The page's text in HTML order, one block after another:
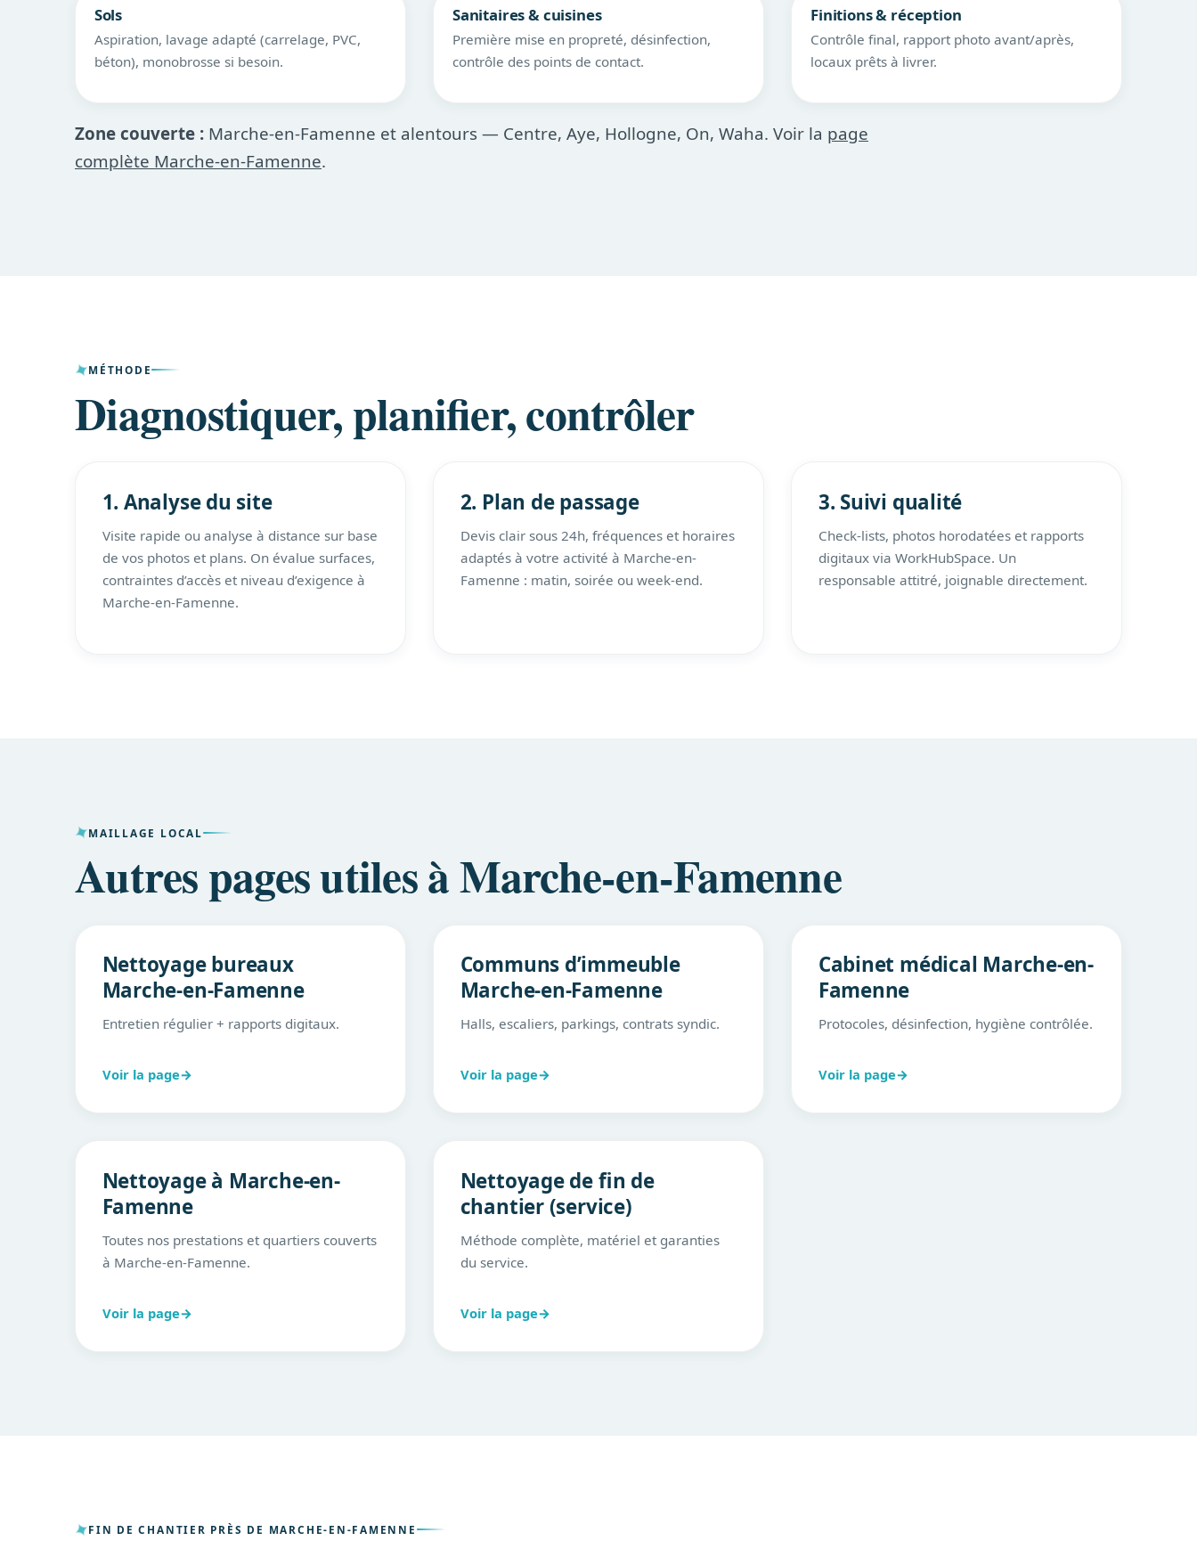
Sols
Aspiration, lavage adapté (carrelage, PVC,
béton), monobrosse si besoin.
Sanitaires & cuisines
Première mise en propreté, désinfection,
contrôle des points de contact.
Finitions & réception
Contrôle final, rapport photo avant/après,
locaux prêts à livrer.
Zone couverte : Marche-en-Famenne et alentours — Centre, Aye, Hollogne, On, Waha. Voir la page
complète Marche-en-Famenne.
MÉTHODE
Diagnostiquer, planifier, contrôler
1. Analyse du site
Visite rapide ou analyse à distance sur base
de vos photos et plans. On évalue surfaces,
contraintes d’accès et niveau d’exigence à
Marche-en-Famenne.
2. Plan de passage
Devis clair sous 24h, fréquences et horaires
adaptés à votre activité à Marche-en-
Famenne : matin, soirée ou week-end.
3. Suivi qualité
Check-lists, photos horodatées et rapports
digitaux via WorkHubSpace. Un
responsable attitré, joignable directement.
MAILLAGE LOCAL
Autres pages utiles à Marche-en-Famenne
Nettoyage bureaux
Marche-en-Famenne
Entretien régulier + rapports digitaux.
Voir la page→
Communs d’immeuble
Marche-en-Famenne
Halls, escaliers, parkings, contrats syndic.
Voir la page→
Cabinet médical Marche-en-
Famenne
Protocoles, désinfection, hygiène contrôlée.
Voir la page→
Nettoyage à Marche-en-
Famenne
Toutes nos prestations et quartiers couverts
à Marche-en-Famenne.
Voir la page→
Nettoyage de fin de
chantier (service)
Méthode complète, matériel et garanties
du service.
Voir la page→
FIN DE CHANTIER PRÈS DE MARCHE-EN-FAMENNE